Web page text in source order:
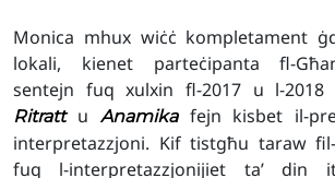
Monica mhux wiċċ kompletament
lokali, kienet parteċipanta fl-
sentejn fuq xulxin fl-2017 u l-2018
Ritrattu Anamika fejn kisbet il-
interpretazzjoni. Kif tistgħu taraw
fuq l-interpretazzjonijiet ta’ din